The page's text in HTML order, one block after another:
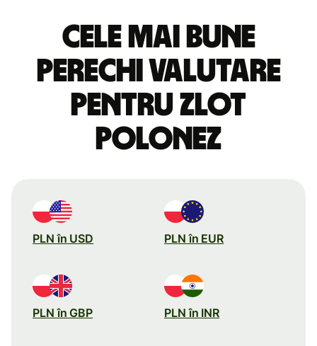
Cele mai bune
perechi valutare
pentru zlot
polonez
PLN în USD PLN în EUR
PLN în GBP PLN în INR